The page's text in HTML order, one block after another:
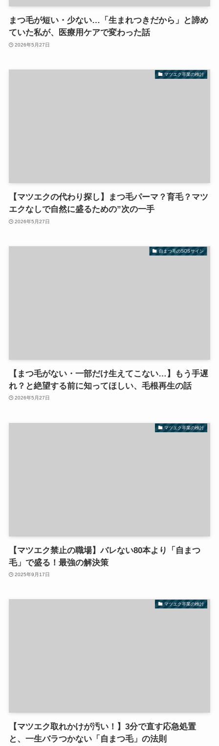
まつ毛が短い・少ない…「生まれつきだから」と諦め
ていた私が、医療用ケアで変わった話
2026年5月27日
マツエク卒業の検討
【マツエクの代わり探し】まつ毛パーマ？育毛？マツ
エクなしで自然に盛るための”次の一手
2026年5月27日
自まつ毛のSOSサイン
【まつ毛がない・一部だけ生えてこない…】もう手遅
れ？と絶望する前に知ってほしい、毛根再生の話
2026年5月27日
マツエク卒業の検討
【マツエク禁止の職場】バレない80本より「自まつ
毛」で盛る！最強の解決策
2025年9月17日
マツエク卒業の検討
【マツエク取れかけが汚い！】3分で直す応急処置
と、一生バラつかない「自まつ毛」の法則